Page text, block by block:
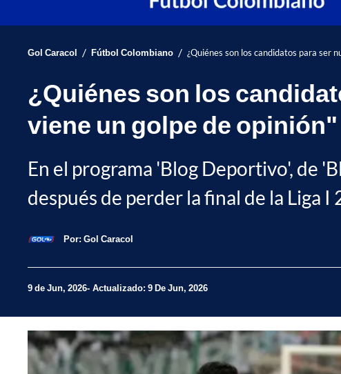
Gol Caracol / Fútbol Colombiano / ¿Quiénes son los candidatos para ser
¿Quiénes son los
viene un golpe de opinión"
En el programa 'Blog Deportivo', de
después de perder la final de la Liga
Por: Gol Caracol
9 de Jun, 2026 Actualizado: 9 De Jun, 2026